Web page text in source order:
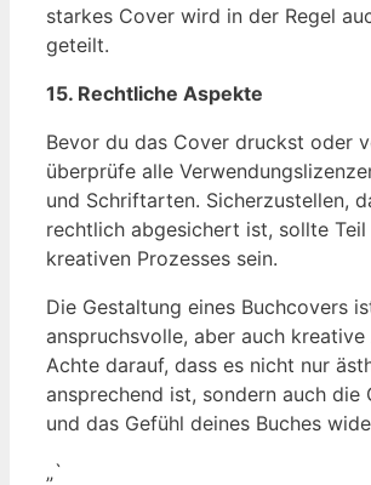
starkes Cover wird in der Regel
geteilt.
15. Rechtliche Aspekte
Bevor du das Cover druckst oder
überprüfe alle
und Schriftarten. Sicherzustellen,
rechtlich abgesichert ist, sollte Teil
kreativen Prozesses sein.
Die Gestaltung eines Buchcovers
anspruchsvolle, aber auch kreative
Achte darauf, dass es nicht nur
ansprechend ist, sondern auch die
und das Gefühl deines Buches
„`